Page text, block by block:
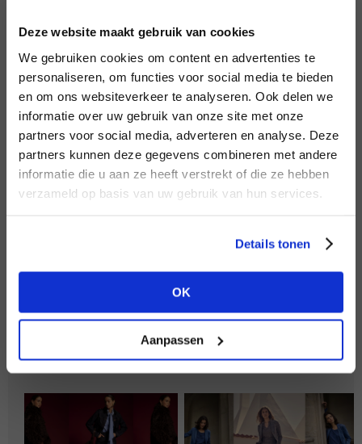
Deze website maakt gebruik van cookies
We gebruiken cookies om content en advertenties te
personaliseren, om functies voor social media te bieden
en om ons websiteverkeer te analyseren. Ook delen we
informatie over uw gebruik van onze site met onze
partners voor social media, adverteren en analyse. Deze
partners kunnen deze gegevens combineren met andere
informatie die u aan ze heeft verstrekt of die ze hebben
verzameld op basis van uw gebruik van hun services.
Details tonen
OK
Aanpassen
INLOGGEN
Wachtwoord
INLOGGEN
NOG GEEN ACCOUNT?
HEB JE NOG GEEN
ACCOUNT?
aan of bekijk de andere mogelijkheden.
BEKIJK ALLE OPTIES
MERK
Lofty Manner
Knit-ted
MERK
MERK
PENN&INK N.Y